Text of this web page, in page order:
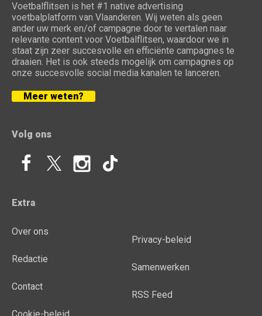
Voetbalflitsen is het #1 native advertising
voetbalplatform van Vlaanderen. Wij weten als geen
ander uw merk en/of campagne door te vertalen naar
relevante content voor Voetbalflitsen, waardoor we in
staat zijn zeer succesvolle en efficiënte campagnes te
draaien. Het is ook steeds mogelijk om campagnes op
onze succesvolle social media kanalen te lanceren.
Meer weten?
Volg ons
Extra
Over ons
Redactie
Contact
Privacy-beleid
Samenwerken
RSS Feed